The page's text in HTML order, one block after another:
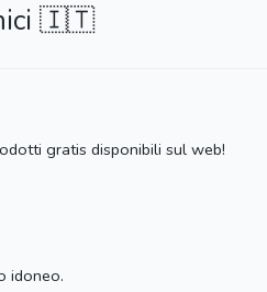
🇮🇹
gratis disponibili sul web!
idoneo.